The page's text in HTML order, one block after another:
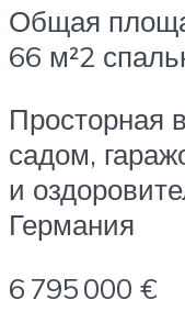
Общая
66 м²2
Просторная
садом,
и
Германия
6 795 000 €